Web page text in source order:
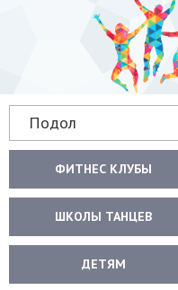
Подол
ФИТНЕС КЛУБЫ
ШКОЛЫ ТАНЦЕВ
ДЕТЯМ